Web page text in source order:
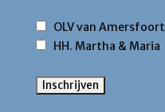
OLV van Amersfoort
HH. Martha & Maria